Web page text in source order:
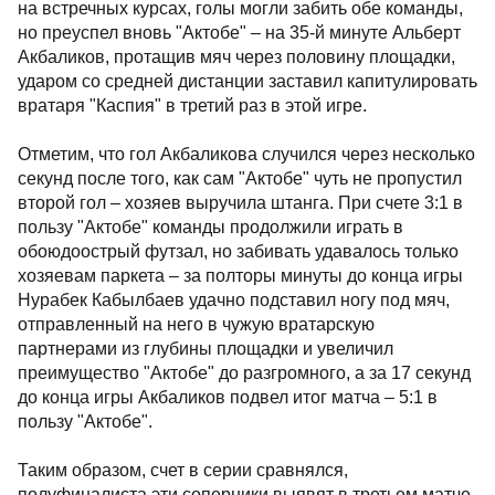
на встречных курсах, голы могли забить обе команды,
но преуспел вновь "Актобе" – на 35-й минуте Альберт
Акбаликов, протащив мяч через половину площадки,
ударом со средней дистанции заставил капитулировать
вратаря "Каспия" в третий раз в этой игре.
Отметим, что гол Акбаликова случился через несколько
секунд после того, как сам "Актобе" чуть не пропустил
второй гол – хозяев выручила штанга. При счете 3:1 в
пользу "Актобе" команды продолжили играть в
обоюдоострый футзал, но забивать удавалось только
хозяевам паркета – за полторы минуты до конца игры
Нурабек Кабылбаев удачно подставил ногу под мяч,
отправленный на него в чужую вратарскую
партнерами из глубины площадки и увеличил
преимущество "Актобе" до разгромного, а за 17 секунд
до конца игры Акбаликов подвел итог матча – 5:1 в
пользу "Актобе".
Таким образом, счет в серии сравнялся,